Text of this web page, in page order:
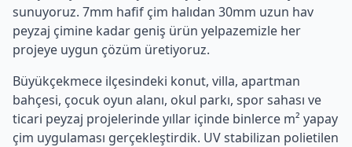
sunuyoruz. 7mm hafif çim halıdan 30mm uzun hav
peyzaj çimine kadar geniş ürün yelpazemizle her
projeye uygun çözüm üretiyoruz.
Büyükçekmece ilçesindeki konut, villa, apartman
bahçesi, çocuk oyun alanı, okul parkı, spor sahası ve
ticari peyzaj projelerinde yıllar içinde binlerce m² yapay
çim uygulaması gerçekleştirdik. UV stabilizan polietilen